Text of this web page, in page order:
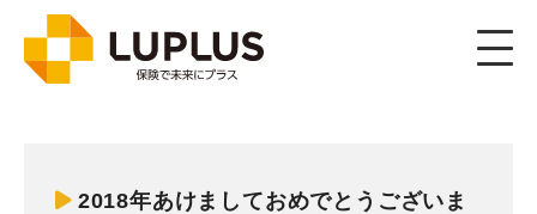
2018年あけましておめでとうございま